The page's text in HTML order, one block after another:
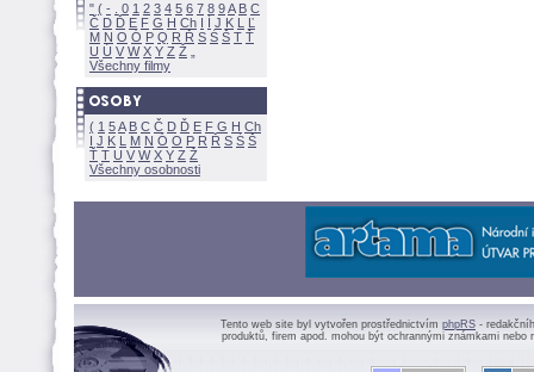
" ( - 0 1 2 3 4 5 6 7 8 9A B C
Č D Ď E F G H Ch I Í J K L
Ľ
M N O Ó P Q R Ř S Ś T Ť
U Ú V W X Y Z
Všechny filmy
( 1 5A B C Č D Ď E F G H Ch
I J K L M N Ó O P R Ř S Ś
Ť T U V W X Y Z
Všechny osobnosti
Tento web site byl vytvořen prostřednictvím phpRS -
produktů, firem apod. mohou být ochrannými známkami